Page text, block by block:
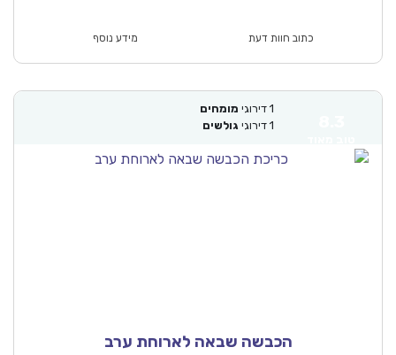
כתוב חוות דעת מידע נוסף
דירוגימומחים
דירוגיגולשים
הכבשה שבאה לארוחת ערב